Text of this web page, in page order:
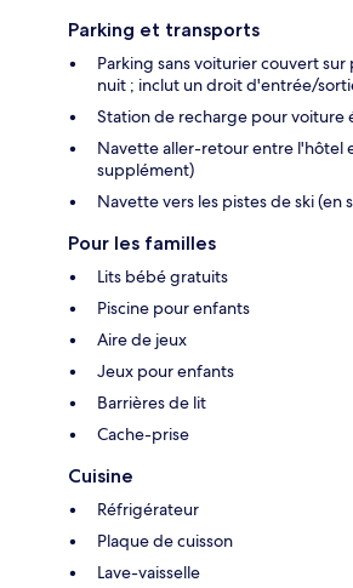
Parking et transports
Parking sans voiturier couvert sur
nuit ; inclut un droit d'entrée/
Station de recharge pour voiture
Navette aller-retour entre l'hôtel
supplément)
Navette vers les pistes de ski (en
Pour les familles
Lits bébé gratuits
Piscine pour enfants
Aire de jeux
Jeux pour enfants
Barrières de lit
Cache-prise
Cuisine
Réfrigérateur
Plaque de cuisson
Lave-vaisselle